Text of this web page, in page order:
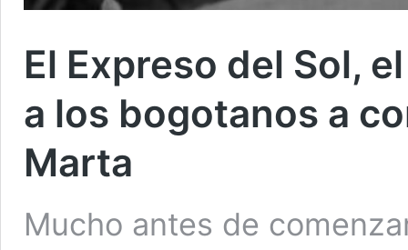
El Expreso del Sol,
a los bogotanos a
Marta
Mucho antes de